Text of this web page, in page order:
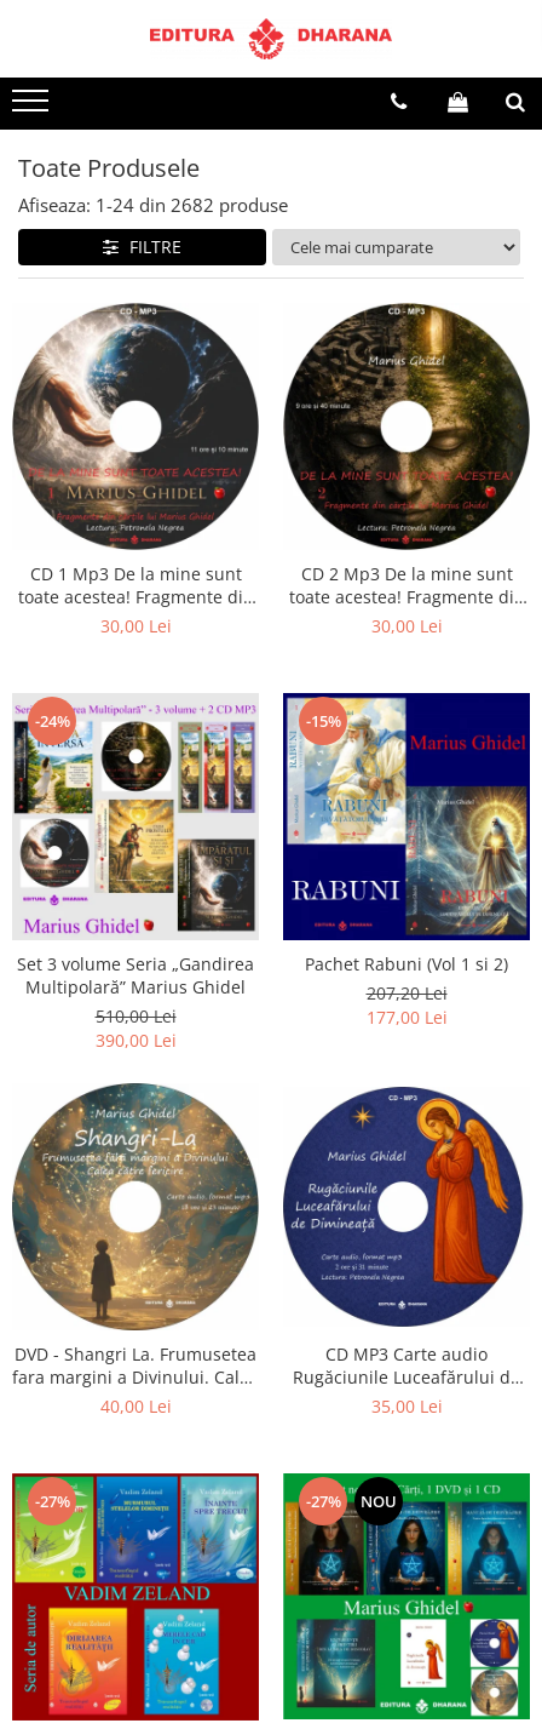
Terapii
Dietoterapie
Toate Produsele
Afiseaza: 1-24 din 2682 produse
FILTRE
CD 1 Mp3 De la mine sunt
toate acestea! Fragmente din
cărțile lui Marius Ghidel
30,00 Lei
CD 2 Mp3 De la mine sunt
toate acestea! Fragmente din
cărțile lui Marius Ghidel
30,00 Lei
-24%
Set 3 volume Seria „Gandirea
Multipolară” Marius Ghidel
510,00 Lei
390,00 Lei
-15%
Pachet Rabuni (Vol 1 si 2)
207,20 Lei
177,00 Lei
DVD - Shangri La. Frumusetea
fara margini a Divinului. Calea
catre fericire
40,00 Lei
CD MP3 Carte audio
Rugăciunile Luceafărului de
dimineață
35,00 Lei
-27% -27% NOU